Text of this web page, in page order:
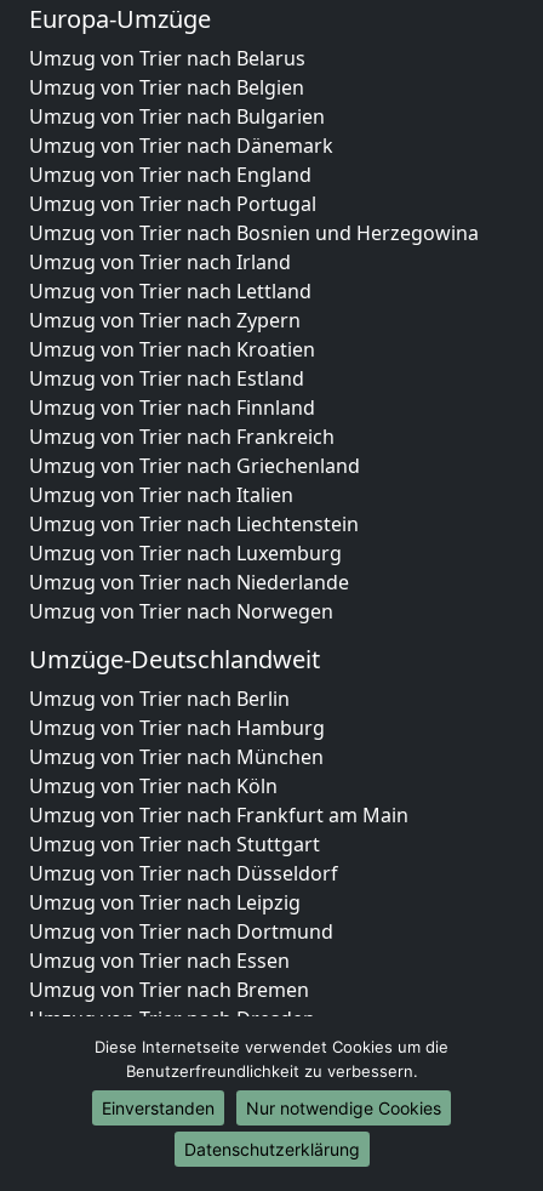
Europa-Umzüge
Umzug von Trier nach Belarus
Umzug von Trier nach Belgien
Umzug von Trier nach Bulgarien
Umzug von Trier nach Dänemark
Umzug von Trier nach England
Umzug von Trier nach Portugal
Umzug von Trier nach Bosnien und Herzegowina
Umzug von Trier nach Irland
Umzug von Trier nach Lettland
Umzug von Trier nach Zypern
Umzug von Trier nach Kroatien
Umzug von Trier nach Estland
Umzug von Trier nach Finnland
Umzug von Trier nach Frankreich
Umzug von Trier nach Griechenland
Umzug von Trier nach Italien
Umzug von Trier nach Liechtenstein
Umzug von Trier nach Luxemburg
Umzug von Trier nach Niederlande
Umzug von Trier nach Norwegen
Umzüge-Deutschlandweit
Umzug von Trier nach Berlin
Umzug von Trier nach Hamburg
Umzug von Trier nach München
Umzug von Trier nach Köln
Umzug von Trier nach Frankfurt am Main
Umzug von Trier nach Stuttgart
Umzug von Trier nach Düsseldorf
Umzug von Trier nach Leipzig
Umzug von Trier nach Dortmund
Umzug von Trier nach Essen
Umzug von Trier nach Bremen
Umzug von Trier nach Dresden
Umzug von Trier nach Hannover
Umzug von Trier nach Nürnberg
Umzug von Trier nach Duisburg
Umzug von Trier nach Bochum
Umzug von Trier nach Wuppertal
Diese Internetseite verwendet Cookies um die
Benutzerfreundlichkeit zu verbessern.
Einverstanden
Nur notwendige Cookies
Datenschutzerklärung